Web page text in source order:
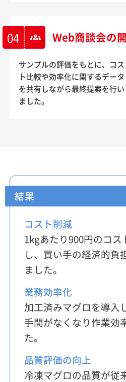
04 groups Web商談会の
サンプルの評価をもとに、コス
ト比較や効率化に関するデータ
を共有しながら最終提案を行い
ました。
結果
コスト削減
1kgあたり900円のコ
し、買い手の経済的負
ました。
業務効率化
加工済みマグロを導入
手間がなくなり作業効
た。
品質評価の向上
冷凍マグロの品質が従